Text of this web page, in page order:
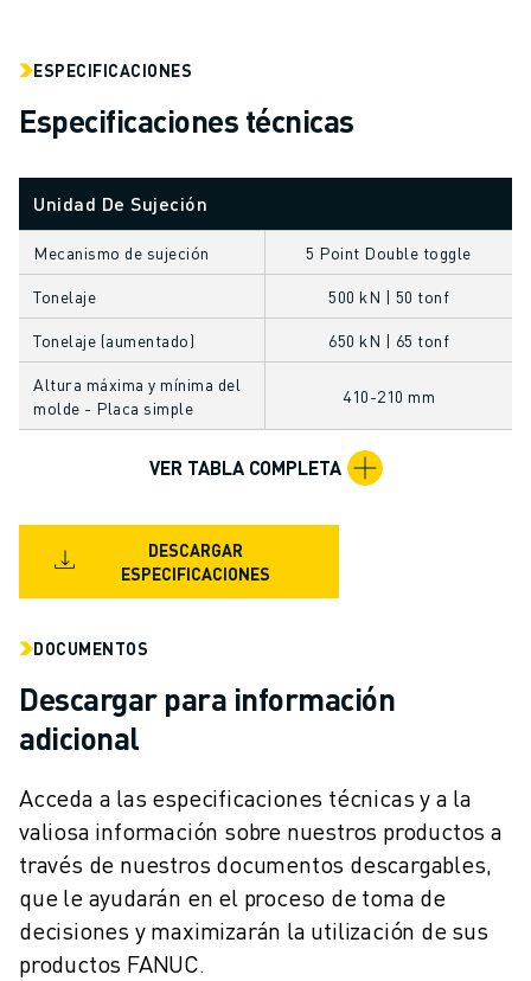
SOLUCIONES PARA LA INDUSTRIA
WORLDSKILLS Y JÓVENES TALENTOS
NOTICIAS Y MEDIOS DE COMUNICACIÓN
NOTICIAS Y MEDIOS DE COMUNICACIÓN
EVENTOS
EVENTOS EDUCATIVOS
SOBRE FANUC
SOBRE FANUC
FANUC EN EUROPA
NUESTRAS SEDES
CARRERA PROFESIONAL
CONTACTAR
CONTACTE
IMPRINT
ESPECIFICACIONES
Especificaciones técnicas
Unidad De Sujeción
Mecanismo de sujeción 5 Point Double toggle
Tonelaje 500 kN | 50 tonf
Tonelaje (aumentado) 650 kN | 65 tonf
Altura máxima y mínima del
molde - Placa simple
410-210 mm
VER TABLA COMPLETA
DESCARGAR
ESPECIFICACIONES
DOCUMENTOS
Descargar para información
adicional
Acceda a las especificaciones técnicas y a la
valiosa información sobre nuestros productos a
través de nuestros documentos descargables,
que le ayudarán en el proceso de toma de
decisiones y maximizarán la utilización de sus
productos FANUC.